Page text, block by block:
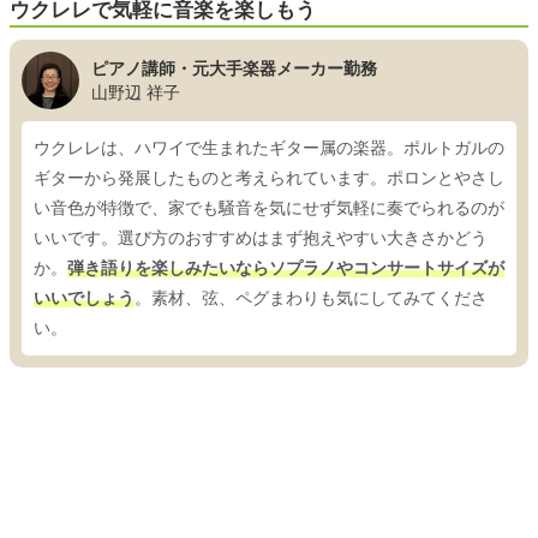
ウクレレで気軽に音楽を楽しもう
ピアノ講師・元大手楽器メーカー勤務
山野辺 祥子
ウクレレは、ハワイで生まれたギター属の楽器。ポルトガルの
ギターから発展したものと考えられています。ポロンとやさし
い音色が特徴で、家でも騒音を気にせず気軽に奏でられるのが
いいです。選び方のおすすめはまず抱えやすい大きさかどう
か。 弾き語りを楽しみたいならソプラノやコンサートサイズが
いいでしょう。素材、弦、ペグまわりも気にしてみてくださ
い。